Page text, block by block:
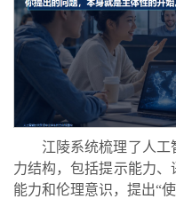
江陵系统梳理了人
力结构，包括提示能力
能力和伦理意识，提出